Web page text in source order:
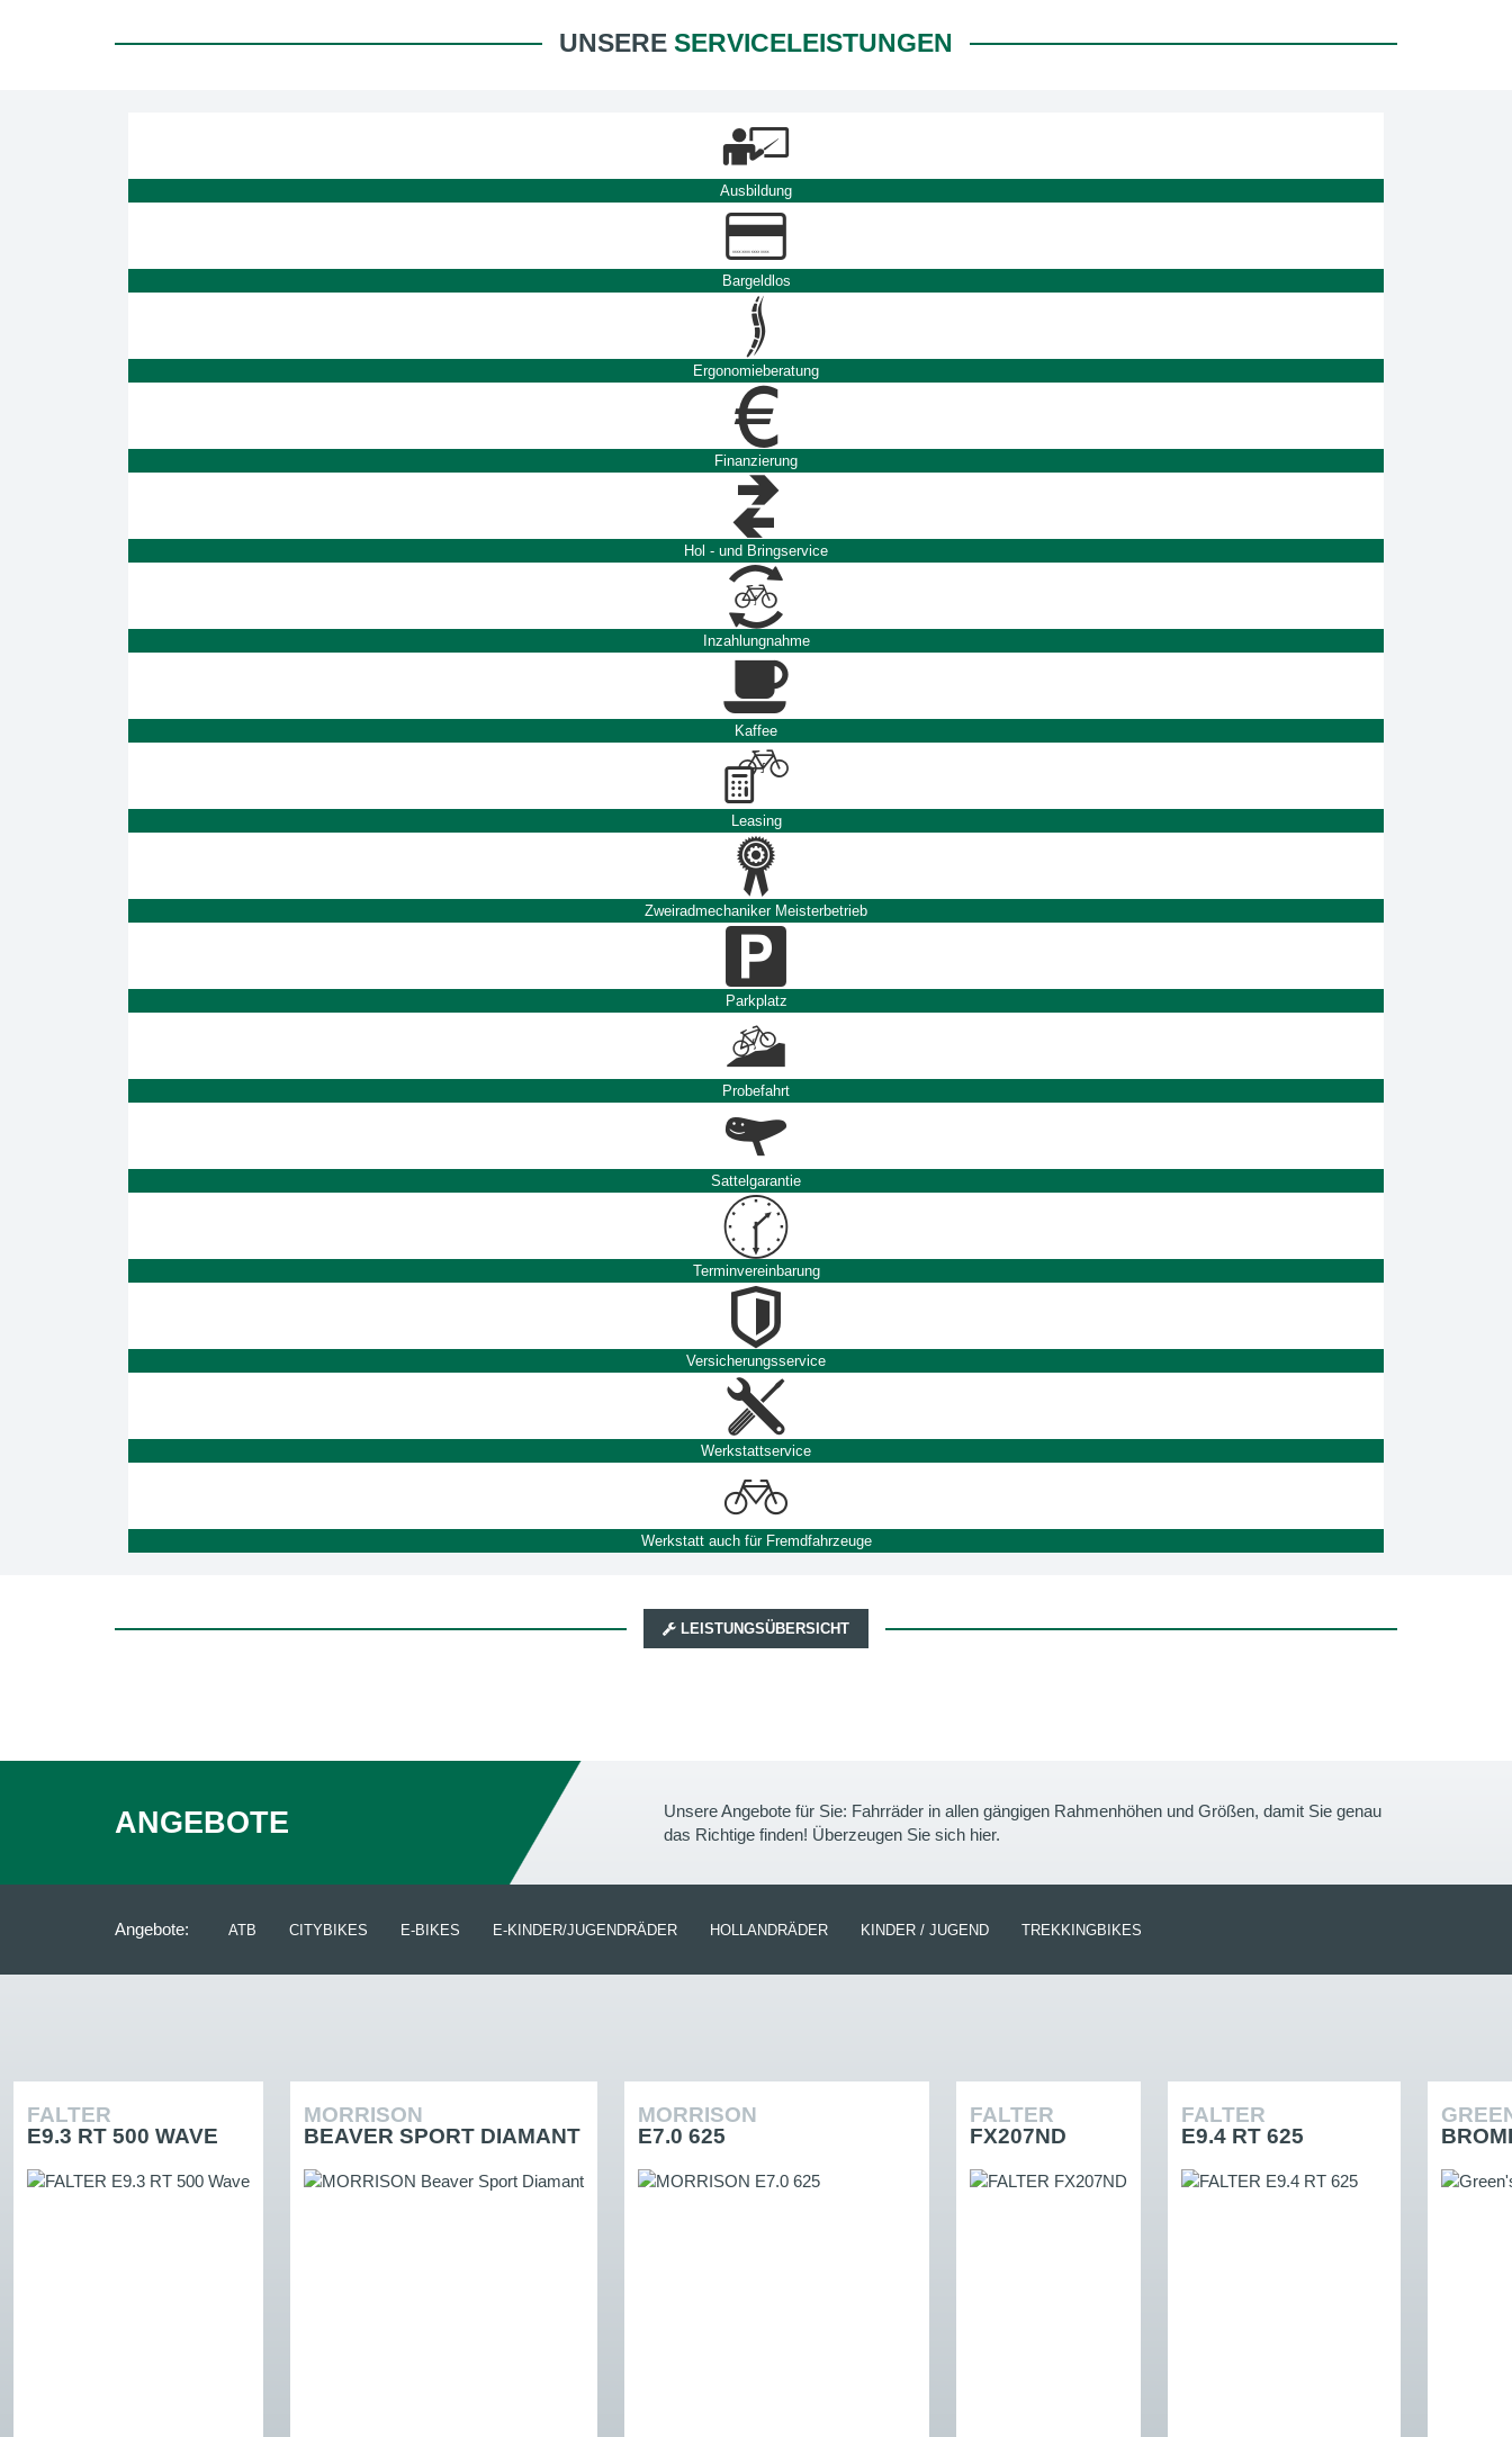
UNSERE SERVICELEISTUNGEN
Ausbildung
Bargeldlos
Ergonomieberatung
Finanzierung
Hol - und Bringservice
Inzahlungnahme
Kaffee
Leasing
Zweiradmechaniker Meisterbetrieb
Parkplatz
Probefahrt
Sattelgarantie
Terminvereinbarung
Versicherungsservice
Werkstattservice
Werkstatt auch für Fremdfahrzeuge
LEISTUNGSÜBERSICHT
ANGEBOTE
Unsere Angebote für Sie: Fahrräder in allen gängigen Rahmenhöhen und Größen, damit Sie genau
das Richtige finden! Überzeugen Sie sich hier.
Angebote: ATB CITYBIKES E-BIKES E-KINDER/JUGENDRÄDER HOLLANDRÄDER KINDER / JUGEND TREKKINGBIKES
FALTER
E9.3 RT 500 WAVE
MORRISON
BEAVER SPORT DIAMANT
MORRISON
E7.0 625
FALTER
FX207ND
FALTER
E9.4 RT 625